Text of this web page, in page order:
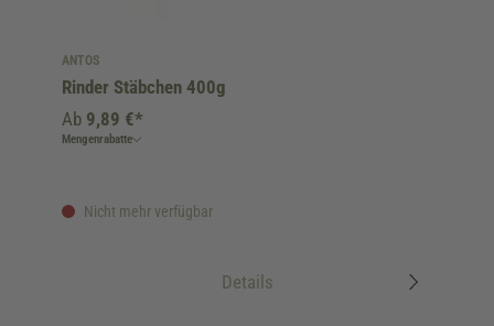
ANTOS
Rinder Stäbchen 400g
Nicht mehr verfügbar
Ab 9,89 €*
Mengenrabatte
Details